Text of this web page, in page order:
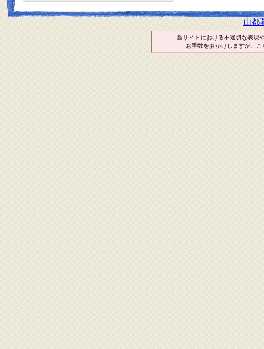
山都
当サイトにおける不適切な表現
お手数をおかけしますが、こ